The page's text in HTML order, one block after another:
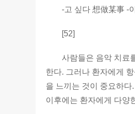
-고 싶다 想做某事 -이
[52]
사람들은 음악 치료를
한다. 그러나 환자에게
을 느끼는 것이 중요하
이후에는 환자에게 다양